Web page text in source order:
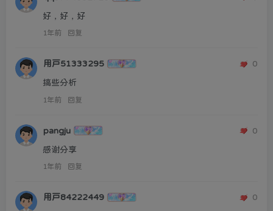
好，好，好
1年前 回复
用户51333295 0
搞些分析
1年前 回复
pangju 0
感谢分享
1年前 回复
用户84222449 0